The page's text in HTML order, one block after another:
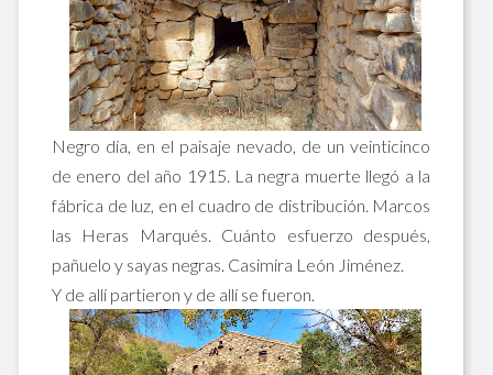
Negro día, en el paisaje nevado, de un veinticinco
de enero del año 1915. La negra muerte llegó a la
fábrica de luz, en el cuadro de distribución. Marcos
las Heras Marqués. Cuánto esfuerzo después,
pañuelo y sayas negras. Casimira León Jiménez.
Y de allí partieron y de allí se fueron.